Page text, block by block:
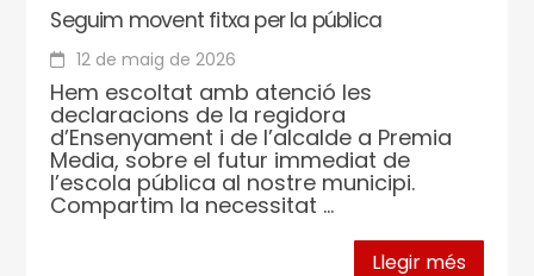
Seguim movent fitxa per la pública
12 de maig de 2026
Hem escoltat amb atenció les
declaracions de la regidora
d’Ensenyament i de l’alcalde a Premia
Media, sobre el futur immediat de
l’escola pública al nostre municipi.
Compartim la necessitat ...
Llegir més